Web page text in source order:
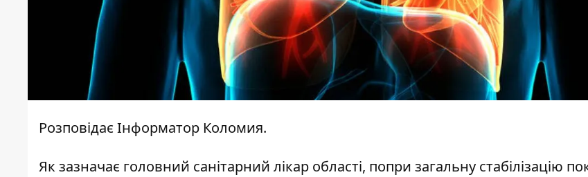
Розповідає Інформатор Коломия.
Як зазначає головний санітарний лікар області, попри загальну стабілізацію